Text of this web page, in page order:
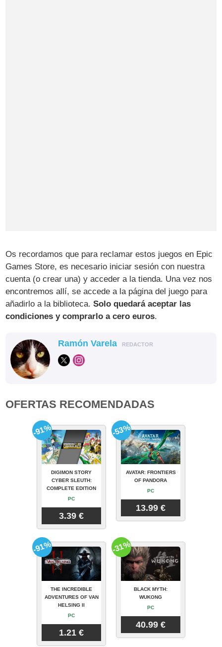
Os recordamos que para reclamar estos juegos en Epic
Games Store, es necesario iniciar sesión con nuestra
cuenta (o crear una) y acceder a la tienda. Una vez nos
encontremos allí, se accede a la página del juego para
añadirlo a la biblioteca.Solo quedará aceptar las
condiciones y comprarlo a cero euros.
Ramón Varela REDACTOR
OFERTAS RECOMENDADAS
DIGIMON STORY
CYBER SLEUTH:
COMPLETE EDITION
PC
3.39 €
-91%
AVATAR: FRONTIERS
OF PANDORA
PC
13.99 €
-53%
THE INCREDIBLE
ADVENTURES OF VAN
HELSING II
PC
1.21 €
-91%
BLACK MYTH:
WUKONG
PC
40.99 €
-31%